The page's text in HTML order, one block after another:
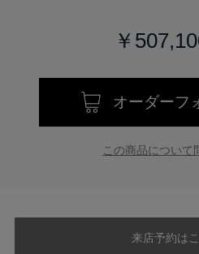
￥
オーダーフ
この商品について
来店予約は